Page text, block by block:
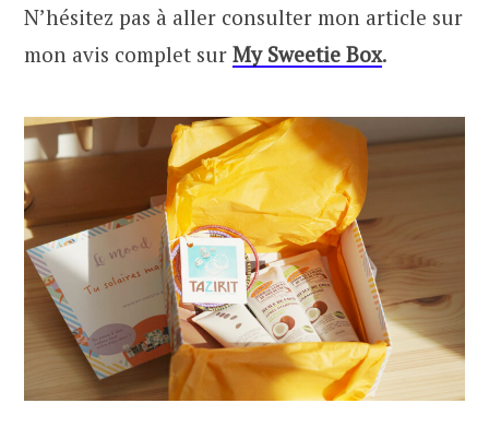
N’hésitez pas à aller consulter mon article sur
mon avis complet sur My Sweetie Box.